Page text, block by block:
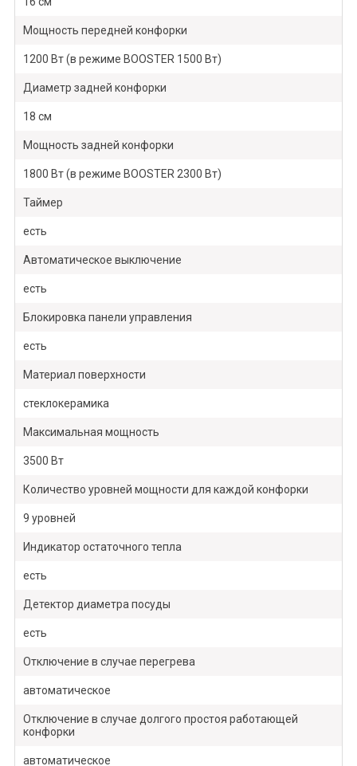
Мощность передней конфорки
1200 Вт (в режиме BOOSTER 1500 Вт)
Диаметр задней конфорки
18 см
Мощность задней конфорки
1800 Вт (в режиме BOOSTER 2300 Вт)
Таймер
есть
Автоматическое выключение
есть
Блокировка панели управления
есть
Материал поверхности
стеклокерамика
Максимальная мощность
3500 Вт
Количество уровней мощности для каждой конфорки
9 уровней
Индикатор остаточного тепла
есть
Детектор диаметра посуды
есть
Отключение в случае перегрева
автоматическое
Отключение в случае долгого простоя работающей
конфорки
автоматическое